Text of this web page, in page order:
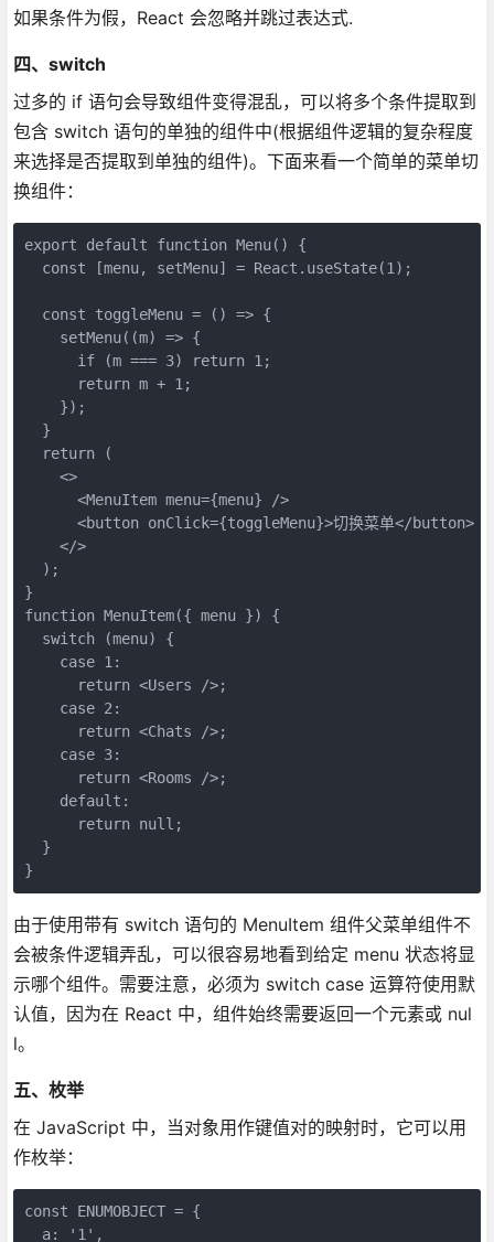
如果条件为假，React 会忽略并跳过表达式.
四、switch
过多的 if 语句会导致组件变得混乱，可以将多个条件提取到
包含 switch 语句的单独的组件中(根据组件逻辑的复杂程度
来选择是否提取到单独的组件)。下面来看一个简单的菜单切
换组件：
export default function Menu() {
  const [menu, setMenu] = React.useState(1);
  const toggleMenu = () => {
    setMenu((m) => {
      if (m === 3) return 1;
      return m + 1;
    });
  }
  return (
    <>
      <MenuItem menu={menu} />
      <button onClick={toggleMenu}>切换菜单</button>
    </>
  );
}
function MenuItem({ menu }) {
  switch (menu) {
    case 1:
      return <Users />;
    case 2:
      return <Chats />;
    case 3:
      return <Rooms />;
    default:
      return null;
  }
}
由于使用带有 switch 语句的 MenuItem 组件父菜单组件不
会被条件逻辑弄乱，可以很容易地看到给定 menu 状态将显
示哪个组件。需要注意，必须为 switch case 运算符使用默
认值，因为在 React 中，组件始终需要返回一个元素或 nul
l。
五、枚举
在 JavaScript 中，当对象用作键值对的映射时，它可以用
作枚举：
const ENUMOBJECT = {
  a: '1',